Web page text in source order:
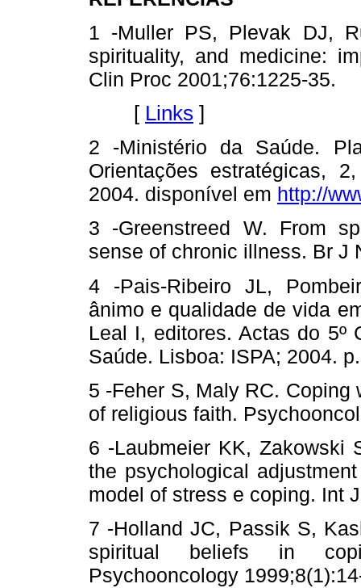
1 -Muller PS, Plevak DJ,
spirituality, and medicine:
Clin Proc 2001;76:1225-35.
[ Links ]
2 -Ministério da Saúde.
Orientações estratégicas,
2004. disponível em http://
3 -Greenstreed W. From
sense of chronic illness. Br J
4 -Pais-Ribeiro JL,
ânimo e qualidade de vida
Leal I, editores. Actas do 5º
Saúde. Lisboa: ISPA; 2004.
5 -Feher S, Maly RC.
of religious faith.
6 -Laubmeier KK, Zakowski
the psychological
model of stress e coping. Int
7 -Holland JC, Passik S,
spiritual beliefs in
Psychooncology